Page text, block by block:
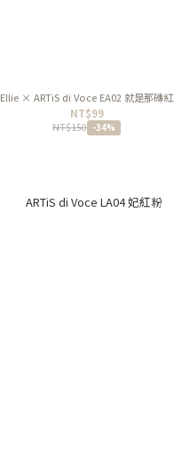
Ellie × ARTiS di Voce EA02 就是那磚紅
NT$99
NT$150 -34%